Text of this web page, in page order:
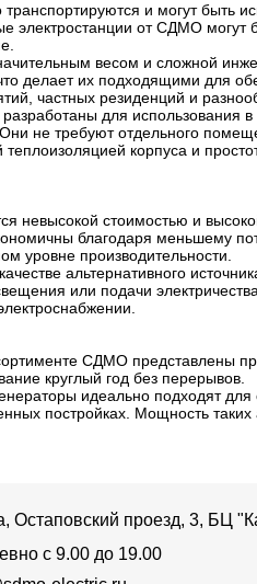
транспортируются и могут быть
электростанции от СДМО могут
весом и сложной
делает их подходящими для
частных резиденций и
разработаны для использования
не требуют отдельного
корпуса и
невысокой стоимостью и
благодаря меньшему
уровне производительности.
альтернативного
или подачи
СДМО представлены
круглый год без перерывов.
идеально подходят
постройках. Мощность таких
Остаповский проезд, 3, БЦ
с 9.00 до 19.00